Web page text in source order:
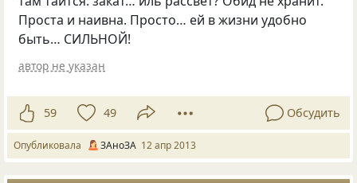
Проста и наивна. Просто… ей в жизни удобно
быть… СИЛЬНОЙ!
автор не указан
59 49 Обсудить
Опубликовала ЗАноЗА 12 апр 2013